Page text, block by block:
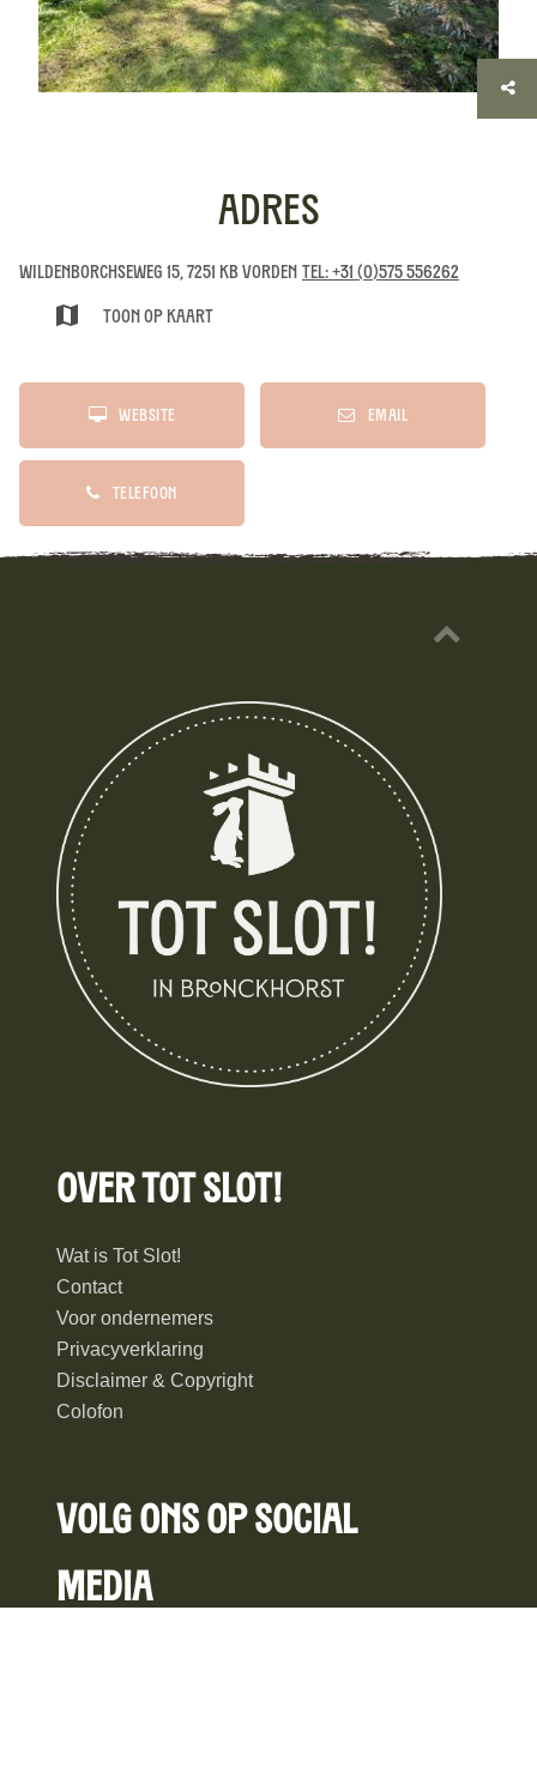
Adres
Wildenborchseweg 15, 7251 KB Vorden Tel: +31 (0)575 556262
Toon op kaart
Website Email
Telefoon
Over Tot Slot!
Wat is Tot Slot!
Contact
Voor ondernemers
Privacyverklaring
Disclaimer & Copyright
Colofon
Volg ons op social
media